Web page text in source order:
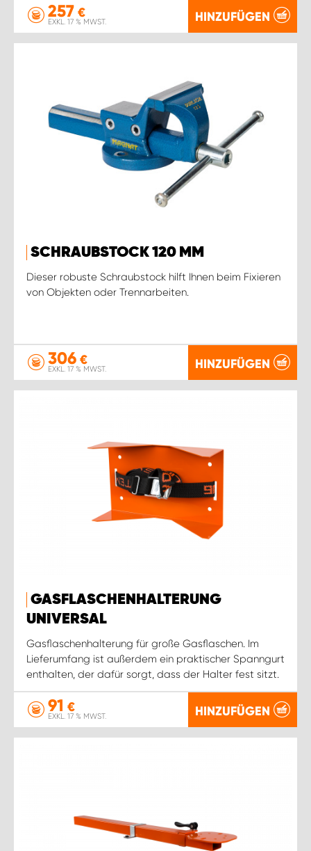
257 €
EXKL. 17 % MWST. HINZUFÜGEN
SCHRAUBSTOCK 120 MM
Dieser robuste Schraubstock hilft Ihnen beim Fixieren
von Objekten oder Trennarbeiten.
306 €
EXKL. 17 % MWST. HINZUFÜGEN
GASFLASCHENHALTERUNG
UNIVERSAL
Gasflaschenhalterung für große Gasflaschen. Im
Lieferumfang ist außerdem ein praktischer Spanngurt
enthalten, der dafür sorgt, dass der Halter fest sitzt.
91 €
EXKL. 17 % MWST. HINZUFÜGEN